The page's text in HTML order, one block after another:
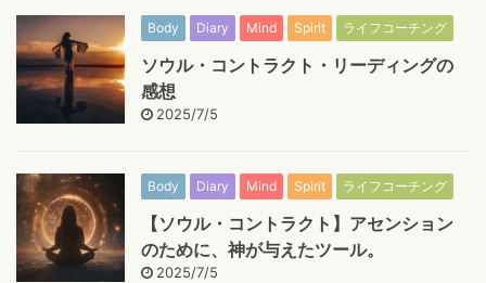
Body Diary Mind Spirit ライフコーチング
ソウル・コントラクト・リーディングの
感想
2025/7/5
Body Diary Mind Spirit ライフコーチング
【ソウル・コントラクト】アセンション
のために、神が与えたツール。
2025/7/5